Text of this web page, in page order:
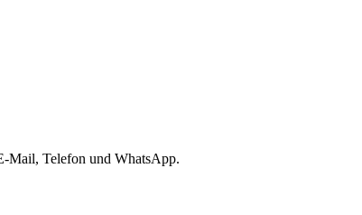
Mail, Telefon und WhatsApp.